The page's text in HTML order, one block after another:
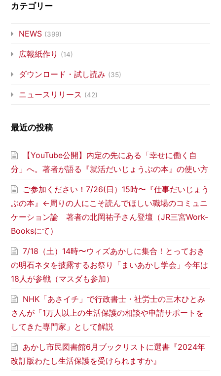
カテゴリー
NEWS (399)
広報紙作り (14)
ダウンロード・試し読み (35)
ニュースリリース (42)
最近の投稿
【YouTube公開】内定の先にある「幸せに働く自
分」へ。著者が語る『就活だいじょうぶの本』の使い方
ご参加ください！7/26(日）15時〜『仕事だいじょう
ぶの本』←周りの人にこそ読んでほしい職場のコミュニ
ケーション論 著者の北岡祐子さん登壇（JR三宮Work-
Booksにて）
7/18（土）14時〜ウィズあかしに集合！とっておき
の明石ネタを披露するお祭り「まいあかし学会」今年は
18人が参戦（マスダも参加）
NHK「あさイチ」で行政書士・社労士の三木ひとみ
さんが「1万人以上の生活保護の相談や申請サポートを
してきた専門家」として解説
あかし市民図書館6月ブックリストに選書『2024年
改訂版わたし生活保護を受けられますか』